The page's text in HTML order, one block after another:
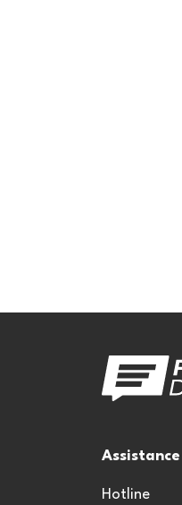
Assistance
Hotline